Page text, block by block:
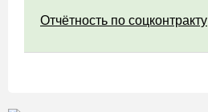
Отчётность по соцконтракту